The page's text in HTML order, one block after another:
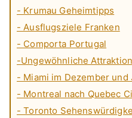
- Krumau Geheimtipps
- Ausflugsziele Franken
- Comporta Portugal
-Ungewöhnliche
- Miami im Dezember und
- Montreal nach Quebec
- Toronto